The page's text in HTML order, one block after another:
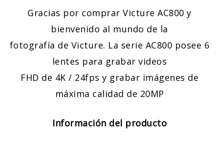
Gracias por comprar Victure AC800 y
bienvenido al mundo de la
fotografía de Victure. La serie AC800 posee 6
lentes para grabar videos
FHD de 4K / 24fps y grabar imágenes de
máxima calidad de 20MP
Información del producto